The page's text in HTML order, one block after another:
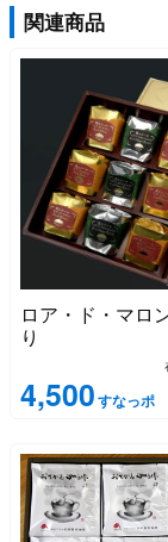
関連商品
ロア・ド・マロ
り
4,500すなっポ